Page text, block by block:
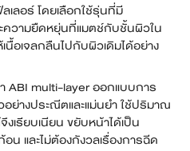
ลอร์ โดยเลือกใช้รุ่นที่มี
วามยืดหยุ่นที่แมตช์กับชั้นผิวใน
นื้อเจลกลืนไปกับผิวเดิมได้อย่าง
า ABI multi-layer ออกแบบการ
ย่างประณีตและแม่นยำ ใช้ปริมาณ
เรียบเนียน ขยับหน้าได้เป็น
น และไม่ต้องกังวลเรื่องการฉีด